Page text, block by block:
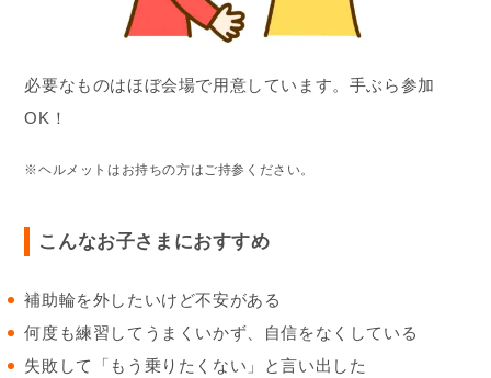
必要なものはほぼ会場で用意しています。手ぶら参加
OK！
※ヘルメットはお持ちの方はご持参ください。
こんなお子さまにおすすめ
補助輪を外したいけど不安がある
何度も練習してうまくいかず、自信をなくしている
失敗して「もう乗りたくない」と言い出した